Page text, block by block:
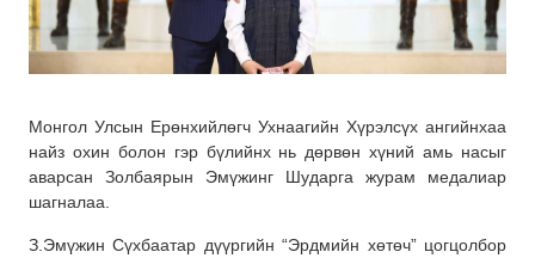
Монгол Улсын Ерөнхийлөгч Ухнаагийн Хүрэлсүх ангийнхаа
найз охин болон гэр бүлийнх нь дөрвөн хүний амь насыг
аварсан Золбаярын Эмүжинг Шударга журам медалиар
шагналаа.
З.Эмүжин Сүхбаатар дүүргийн “Эрдмийн хөтөч” цогцолбор